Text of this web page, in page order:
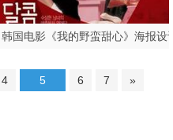
韩国电影《我的野蛮甜心》海报设
4 5 6 7 »